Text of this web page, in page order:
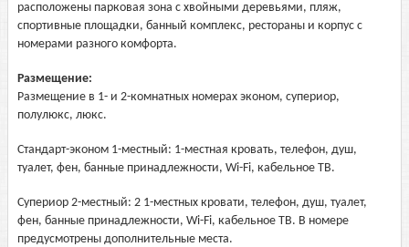
расположены парковая зона с хвойными деревьями, пляж,
спортивные площадки, банный комплекс, рестораны и корпус с
номерами разного комфорта.
Размещение:
Размещение в 1- и 2-комнатных номерах эконом, супериор,
полулюкс, люкс.
Стандарт-эконом 1-местный: 1-местная кровать, телефон, душ,
туалет, фен, банные принадлежности, Wi-Fi, кабельное ТВ.
Супериор 2-местный: 2 1-местных кровати, телефон, душ, туалет,
фен, банные принадлежности, Wi-Fi, кабельное ТВ. В номере
предусмотрены дополнительные места.